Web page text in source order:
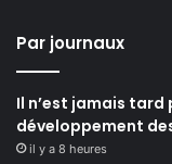
Par journaux
Il n’est jamais
développement
il y a 8 heures